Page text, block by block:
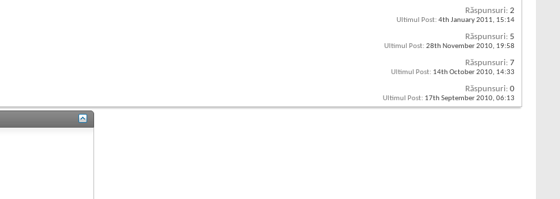
Răspunsuri: 2
Ultimul Post: 4th January 2011, 15:14
Răspunsuri: 5
Ultimul Post: 28th November 2010, 19:58
Răspunsuri: 7
Ultimul Post: 14th October 2010, 14:33
Răspunsuri: 0
Ultimul Post: 17th September 2010, 06:13